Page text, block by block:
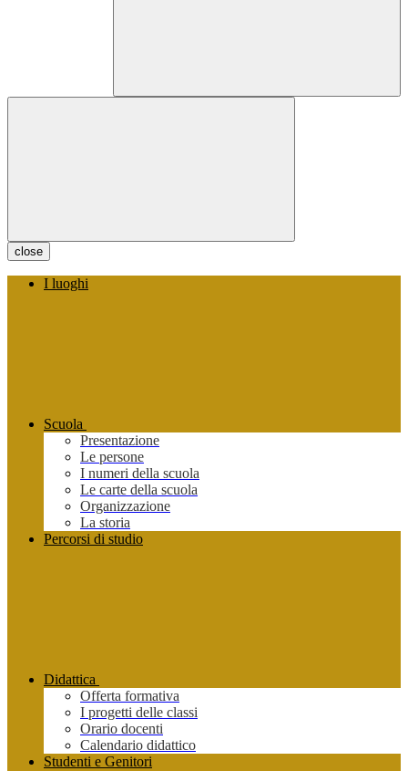
close
I luoghi
Scuola
Presentazione
Le persone
I numeri della scuola
Le carte della scuola
Organizzazione
La storia
Percorsi di studio
Didattica
Offerta formativa
I progetti delle classi
Orario docenti
Calendario didattico
Studenti e Genitori